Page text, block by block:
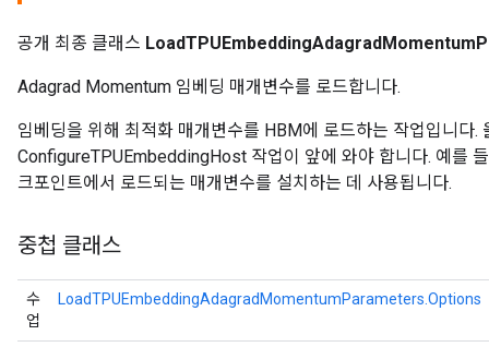
공개 최종 클래스
Adagrad Momentum 임베딩 매개변수를 로드합니다.
임베딩을 위해 최적화 매개변수를 HBM에 로드하는 작업입니다.
ConfigureTPUEmbeddingHost 작업이 앞에 와야 합니다. 예를
크포인트에서 로드되는 매개변수를 설치하는 데 사용됩니다.
중첩 클래스
수
업
LoadTPUEmbeddingAdagradMomentumParameters.Options